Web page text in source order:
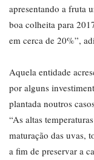
apresentando a fruta
boa colheita para
em cerca de 20%”,
Aquela entidade
por alguns
plantada noutros
“As altas
maturação das uvas,
a fim de preservar a